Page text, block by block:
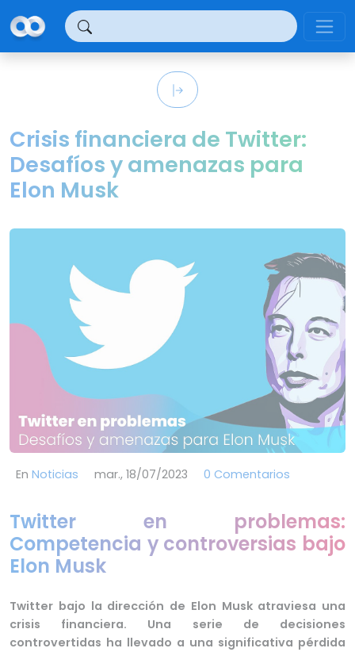
Crisis financiera de Twitter:
Desafíos y amenazas para
Elon Musk
En Noticias mar., 18/07/2023 0 Comentarios
Twitter en problemas:
Competencia y controversias bajo
Elon Musk
Twitter bajo la dirección de Elon Musk atraviesa una
crisis financiera. Una serie de decisiones
controvertidas ha llevado a una significativa pérdida
Panel de gestión de cookies